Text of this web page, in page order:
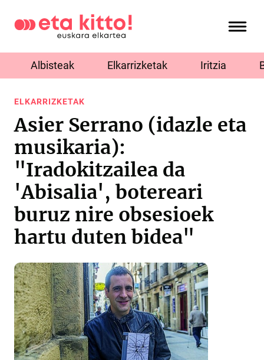
Albisteak Elkarrizketak Iritzia
ELKARRIZKETAK
Asier Serrano (idazle eta
musikaria):
"Iradokitzailea da
'Abisalia', botereari
buruz nire obsesioek
hartu duten bidea"